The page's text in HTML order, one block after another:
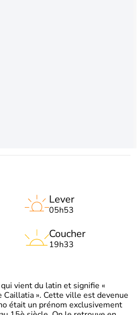
Lever
05h53
Coucher
19h33
vient du latin et signifie «
». Cette ville est devenue
était un prénom exclusivement